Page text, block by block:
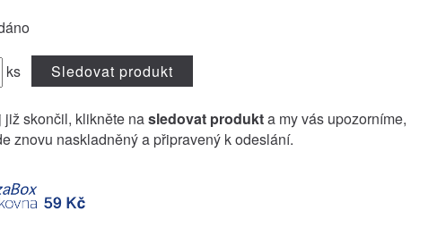
ks Sledovat produkt
již skončil, klikněte nasledovat produkta my vás upozorníme,
znovu naskladněný a připravený k odeslání.